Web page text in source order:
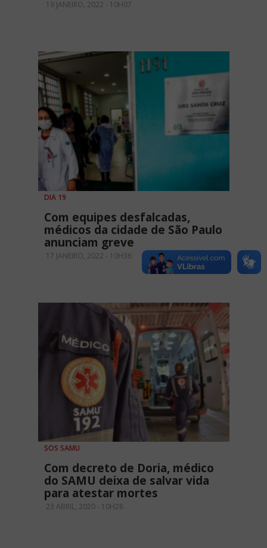
19 JANEIRO, 2022 - 10H07
DIA 19
Com equipes desfalcadas,
médicos da cidade de São Paulo
anunciam greve
17 JANEIRO, 2022 - 10H36
SOS SAMU
Com decreto de Doria, médico
do SAMU deixa de salvar vida
para atestar mortes
23 ABRIL, 2020 - 10H28